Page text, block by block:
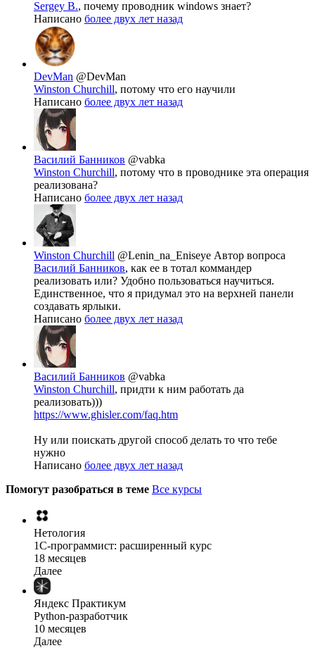
Sergey В., почему проводник windows знает?
Написано более двух лет назад
DevMan @DevMan
Winston Churchill, потому что его научили
Написано более двух лет назад
Василий Банников @vabka
Winston Churchill, потому что в проводнике эта операция
реализована?
Написано более двух лет назад
Winston Churchill @Lenin_na_Eniseye Автор вопроса
Василий Банников, как ее в тотал коммандер
реализовать или? Удобно пользоваться научиться.
Единственное, что я придумал это на верхней панели
создавать ярлыки.
Написано более двух лет назад
Василий Банников @vabka
Winston Churchill, придти к ним работать да
реализовать)))
https://www.ghisler.com/faq.htm
Ну или поискать другой способ делать то что тебе
нужно
Написано более двух лет назад
Помогут разобраться в теме Все курсы
Нетология
1C-программист: расширенный курс
18 месяцев
Далее
Яндекс Практикум
Python-разработчик
10 месяцев
Далее